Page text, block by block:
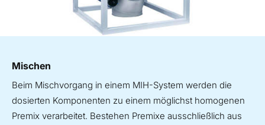
Mischen
Beim Mischvorgang in einem MIH-System werden die
dosierten Komponenten zu einem möglichst homogenen
Premix verarbeitet. Bestehen Premixe ausschließlich aus